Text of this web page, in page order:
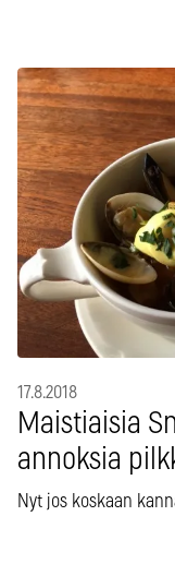
17.8.2018
Maistiaisia
annoksia
Nyt jos koskaan